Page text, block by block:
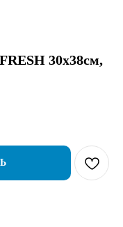
30х38см,